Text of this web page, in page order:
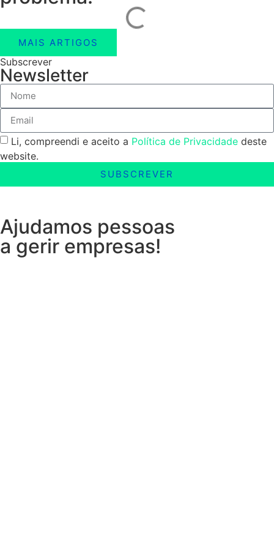
MAIS ARTIGOS
Subscrever
Newsletter
Li, compreendi e aceito a Política de Privacidade deste
website.
SUBSCREVER
Ajudamos pessoas
a gerir empresas!